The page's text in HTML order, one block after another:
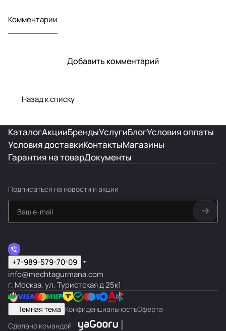
Комментарии
Добавить комментарий
Назад к списку
КаталогАкцииБрендыУслугиБлогУсловия оплаты
Условия доставкиКонтактыМагазины
Гарантия на товарДокументы
Подписаться на новости и акции
+7-989-579-70-09
info@mechtagurmana.com
г. Москва, ул. Туристская д 25к1
Темная тема КонфиденциальностьОферта
Сделано командой